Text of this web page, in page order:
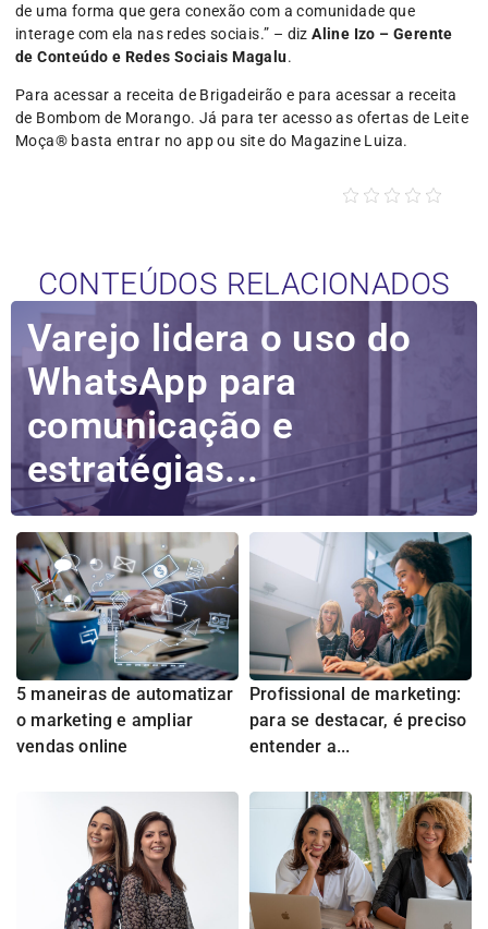
de uma forma que gera conexão com a comunidade que
interage com ela nas redes sociais.” – dizAline Izo – Gerente
de Conteúdo e Redes Sociais Magalu.
Para acessar a receita de Brigadeirão e para acessar a receita
de Bombom de Morango. Já para ter acesso as ofertas de Leite
Moça® basta entrar no app ou site do Magazine Luiza.
CONTEÚDOS RELACIONADOS
Varejo lidera o uso do
WhatsApp para
comunicação e
estratégias...
5 maneiras de automatizar
o marketing e ampliar
vendas online
Profissional de marketing:
para se destacar, é preciso
entender a...